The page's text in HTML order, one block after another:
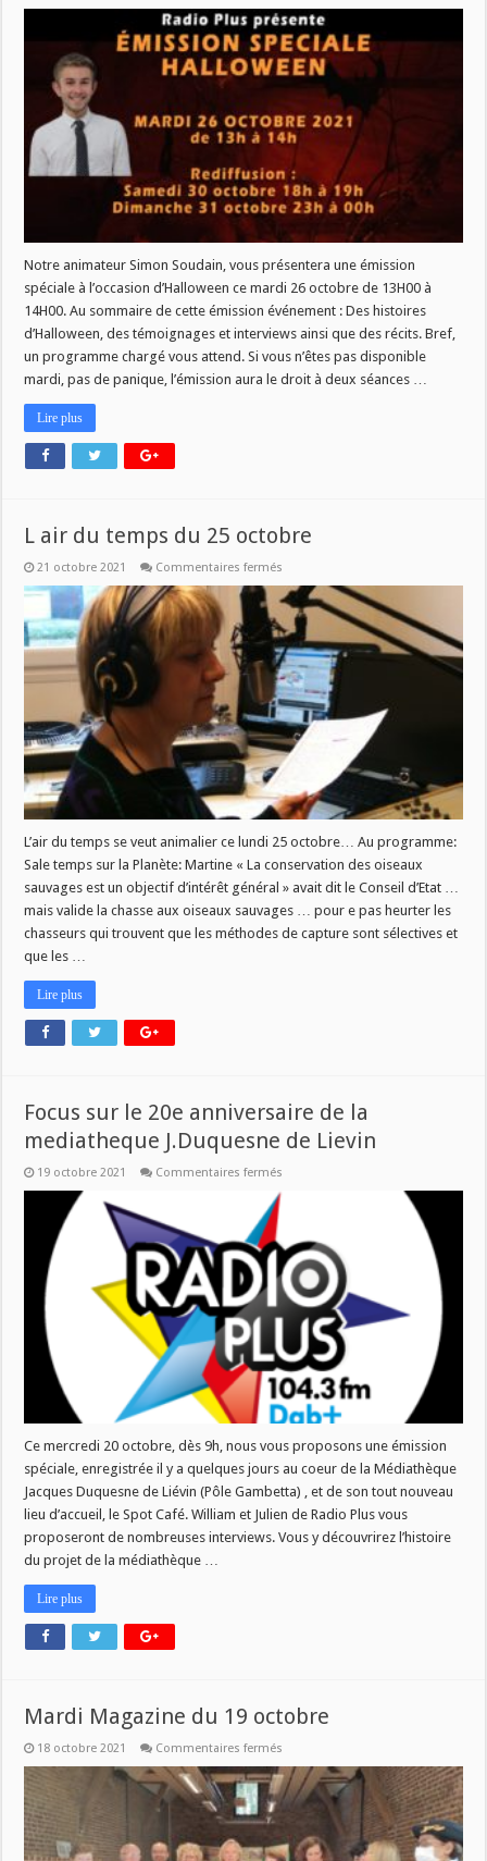
speciale
Halloween
ce
mardi
26
octobre
Notre animateur Simon Soudain, vous présentera une émission
spéciale à l’occasion d’Halloween ce mardi 26 octobre de 13H00 à
14H00. Au sommaire de cette émission événement : Des histoires
d’Halloween, des témoignages et interviews ainsi que des récits. Bref,
un programme chargé vous attend. Si vous n’êtes pas disponible
mardi, pas de panique, l’émission aura le droit à deux séances …
Lire plus
L air du temps du 25 octobre
21 octobre 2021 Commentaires fermés
air
du
temps
du
25
octobre
L’air du temps se veut animalier ce lundi 25 octobre… Au programme:
Sale temps sur la Planète: Martine « La conservation des oiseaux
sauvages est un objectif d’intérêt général » avait dit le Conseil d’Etat …
mais valide la chasse aux oiseaux sauvages … pour e pas heurter les
chasseurs qui trouvent que les méthodes de capture sont sélectives et
que les …
Lire plus
Focus sur le 20e anniversaire de la
mediatheque J.Duquesne de Lievin
19 octobre 2021 Commentaires fermés
anniversaire
de
la
mediatheque
J.Duquesne
Lievin
Ce mercredi 20 octobre, dès 9h, nous vous proposons une émission
spéciale, enregistrée il y a quelques jours au coeur de la Médiathèque
Jacques Duquesne de Liévin (Pôle Gambetta) , et de son tout nouveau
lieu d’accueil, le Spot Café. William et Julien de Radio Plus vous
proposeront de nombreuses interviews. Vous y découvrirez l’histoire
du projet de la médiathèque …
Lire plus
Mardi Magazine du 19 octobre
18 octobre 2021 Commentaires fermés
Magazine
du
19